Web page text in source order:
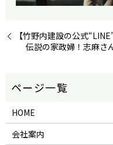
【竹野内建設の公式
伝説の家政婦！志麻さ
HOME
会社案内